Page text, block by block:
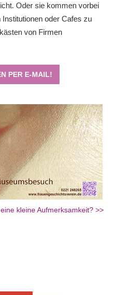
Oder sie kommen vorbei
oder Cafes zu
von Firmen
PER E-MAIL!
kleine Aufmerksamkeit? >>